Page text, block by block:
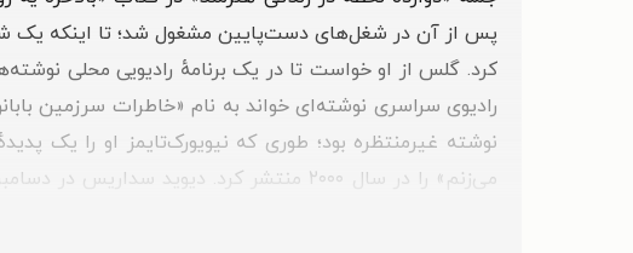
پس از آن در شغل‌های دست‌پایین مشغول شد؛ تا اینکه یک
کرد. گلس از او خواست تا در یک برنامهٔ رادیویی محلی
رادیوی سراسری نوشته‌ای خواند به نام «خاطرات سرزمین